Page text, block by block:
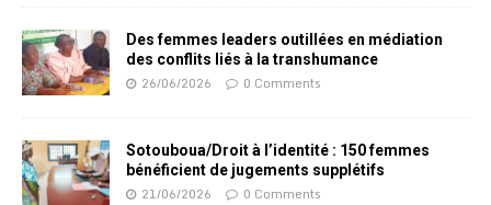
Des femmes leaders outillées en médiation
des conflits liés à la transhumance
26/06/2026 0 Comments
Sotouboua/Droit à l’identité : 150 femmes
bénéficient de jugements supplétifs
21/06/2026 0 Comments